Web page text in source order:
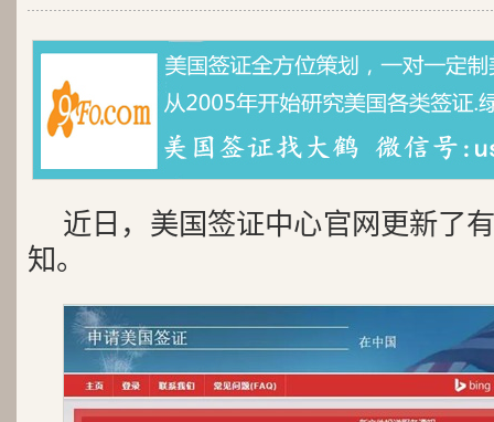
近日，美国签证中心官网更新了
知。